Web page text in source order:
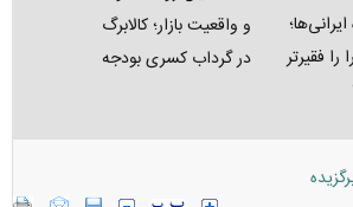
را فقیرتر
و واقعیت بازار؛ کالابرگ
در گرداب کسری بودجه